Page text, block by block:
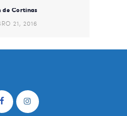
de Cortinas
21, 2016